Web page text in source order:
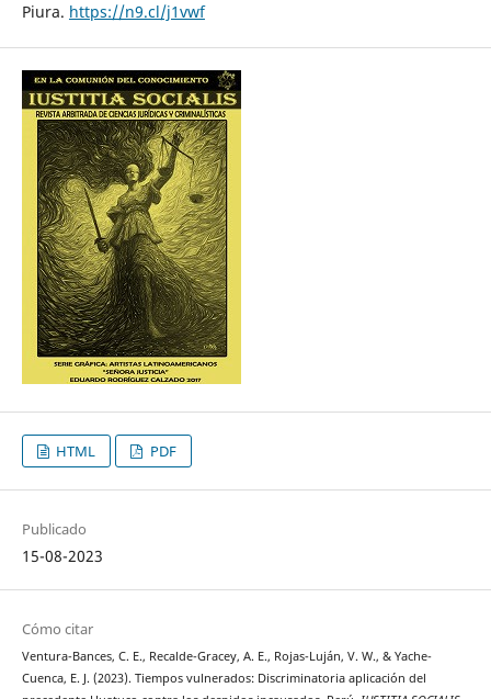
Piura. https://n9.cl/j1vwf
HTML PDF
Publicado
15-08-2023
Cómo citar
Ventura-Bances, C. E., Recalde-Gracey, A. E., Rojas-Luján, V. W., & Yache-
Cuenca, E. J. (2023). Tiempos vulnerados: Discriminatoria aplicación del